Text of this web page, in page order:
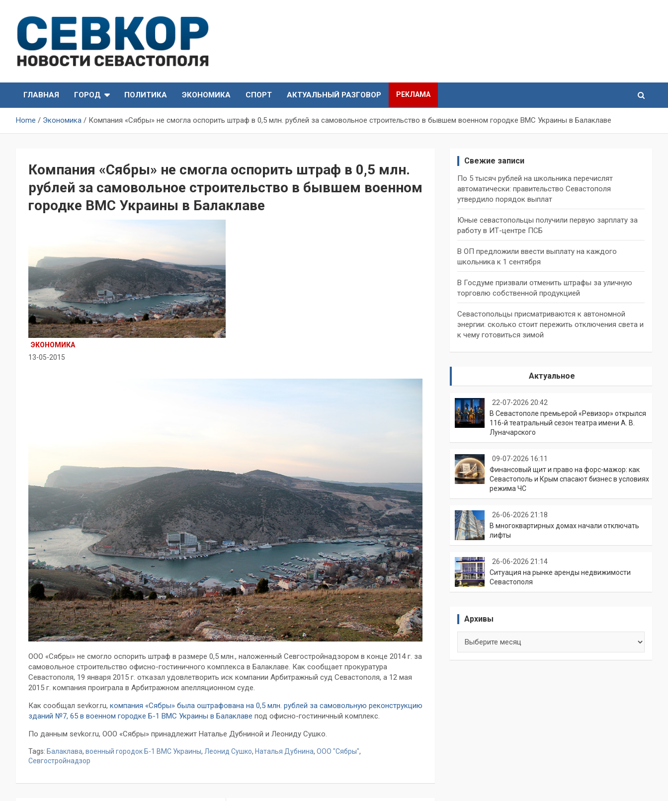
content
СевКор — Новости
Севастополя
Севастополя
ГЛАВНАЯ
ГОРОД ПОЛИТИКА ЭКОНОМИКА СПОРТ АКТУАЛЬНЫЙ РАЗГОВОР РЕКЛАМА
Home Экономика Компания «Сябры» не смогла оспорить штраф в 0,5 млн. рублей за самовольное строительство в бывшем военном городке ВМС Украины в Балаклаве
Компания «Сябры» не смогла оспорить штраф в 0,5 млн.
рублей за самовольное строительство в бывшем военном
городке ВМС Украины в Балаклаве
ЭКОНОМИКА
13-05-2015
ООО «Сябры» не смогло оспорить штраф в размере 0,5 млн., наложенный Севгостройнадзором в конце 2014 г. за
самовольное строительство офисно-гостиничного комплекса в Балаклаве. Как сообщает прокуратура
Севастополя, 19 января 2015 г. отказал удовлетворить иск компании Арбитражный суд Севастополя, а 12 мая
2015 г. компания проиграла в Арбитражном апелляционном суде.
Как сообщал sevkor.ru, компания «Сябры» была оштрафована на 0,5 млн. рублей за самовольную реконструкцию
зданий №7, 65 в военном городке Б-1 ВМС Украины в Балаклаве под офисно-гостиничный комплекс.
По данным sevkor.ru, ООО «Сябры» принадлежит Наталье Дубниной и Леониду Сушко.
Tags: Балаклава, военный городок Б-1 ВМС Украины, Леонид Сушко, Наталья Дубнина, ООО "Сябры",
Севгостройнадзор
Свежие записи
По 5 тысяч рублей на школьника перечислят
автоматически: правительство Севастополя
утвердило порядок выплат
Юные севастопольцы получили первую зарплату за
работу в ИТ-центре ПСБ
В ОП предложили ввести выплату на каждого
школьника к 1 сентября
В Госдуме призвали отменить штрафы за уличную
торговлю собственной продукцией
Севастопольцы присматриваются к автономной
энергии: сколько стоит пережить отключения света и
к чему готовиться зимой
Актуальное
22-07-2026 20:42
В Севастополе премьерой «Ревизор» открылся
116-й театральный сезон театра имени А. В.
Луначарского
09-07-2026 16:11
Финансовый щит и право на форс-мажор: как
Севастополь и Крым спасают бизнес в условиях
режима ЧС
26-06-2026 21:18
В многоквартирных домах начали отключать
лифты
26-06-2026 21:14
Ситуация на рынке аренды недвижимости
Севастополя
Архивы